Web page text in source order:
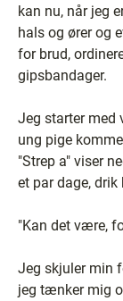
kan nu, når jeg
hals og ører og
for brud,
gipsbandager.
Jeg starter med
ung pige
"Strep a" viser
et par dage,
"Kan det være,
Jeg skjuler min
jeg tænker mig